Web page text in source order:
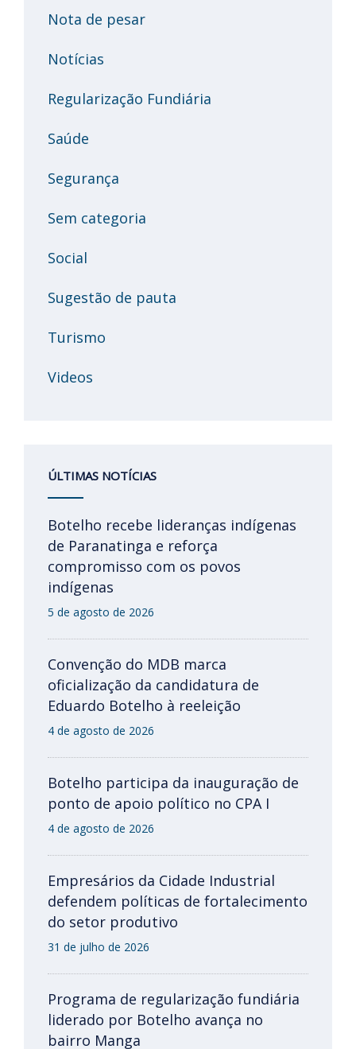
Nota de pesar
Notícias
Regularização Fundiária
Saúde
Segurança
Sem categoria
Social
Sugestão de pauta
Turismo
Videos
ÚLTIMAS NOTÍCIAS
Botelho recebe lideranças indígenas
de Paranatinga e reforça
compromisso com os povos
indígenas
5 de agosto de 2026
Convenção do MDB marca
oficialização da candidatura de
Eduardo Botelho à reeleição
4 de agosto de 2026
Botelho participa da inauguração de
ponto de apoio político no CPA I
4 de agosto de 2026
Empresários da Cidade Industrial
defendem políticas de fortalecimento
do setor produtivo
31 de julho de 2026
Programa de regularização fundiária
liderado por Botelho avança no
bairro Manga